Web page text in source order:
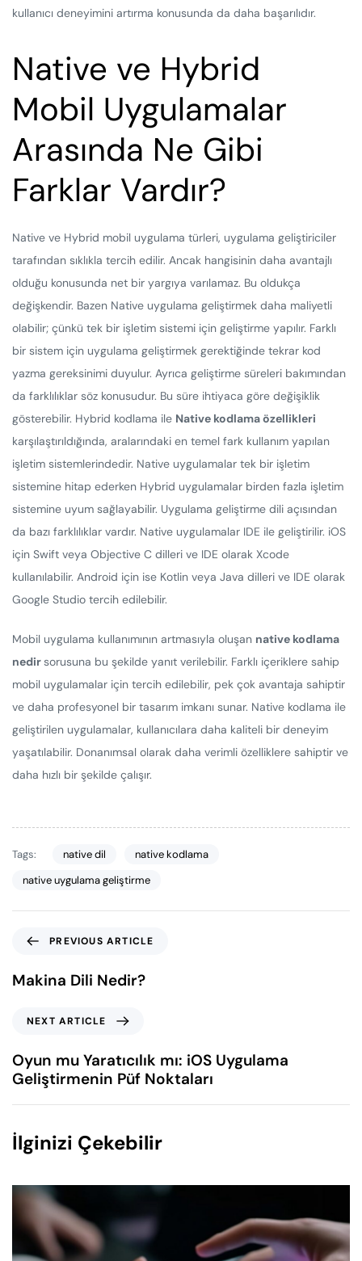
kullanıcı deneyimini artırma konusunda da daha başarılıdır.
Native ve Hybrid
Mobil Uygulamalar
Arasında Ne Gibi
Farklar Vardır?
Native ve Hybrid mobil uygulama türleri, uygulama geliştiriciler
tarafından sıklıkla tercih edilir. Ancak hangisinin daha avantajlı
olduğu konusunda net bir yargıya varılamaz. Bu oldukça
değişkendir. Bazen Native uygulama geliştirmek daha maliyetli
olabilir; çünkü tek bir işletim sistemi için geliştirme yapılır. Farklı
bir sistem için uygulama geliştirmek gerektiğinde tekrar kod
yazma gereksinimi duyulur. Ayrıca geliştirme süreleri bakımından
da farklılıklar söz konusudur. Bu süre ihtiyaca göre değişiklik
gösterebilir. Hybrid kodlama ile Native kodlama özellikleri
karşılaştırıldığında, aralarındaki en temel fark kullanım yapılan
işletim sistemlerindedir. Native uygulamalar tek bir işletim
sistemine hitap ederken Hybrid uygulamalar birden fazla işletim
sistemine uyum sağlayabilir. Uygulama geliştirme dili açısından
da bazı farklılıklar vardır. Native uygulamalar IDE ile geliştirilir. iOS
için Swift veya Objective C dilleri ve IDE olarak Xcode
kullanılabilir. Android için ise Kotlin veya Java dilleri ve IDE olarak
Google Studio tercih edilebilir.
Mobil uygulama kullanımının artmasıyla oluşan native kodlama
nedirsorusuna bu şekilde yanıt verilebilir. Farklı içeriklere sahip
mobil uygulamalar için tercih edilebilir, pek çok avantaja sahiptir
ve daha profesyonel bir tasarım imkanı sunar. Native kodlama ile
geliştirilen uygulamalar, kullanıcılara daha kaliteli bir deneyim
yaşatılabilir. Donanımsal olarak daha verimli özelliklere sahiptir ve
daha hızlı bir şekilde çalışır.
Tags: native dil
native kodlama
native uygulama geliştirme
PREVIOUS ARTICLE
Makina Dili Nedir?
NEXT ARTICLE
Oyun mu Yaratıcılık mı: iOS Uygulama
Geliştirmenin Püf Noktaları
İlginizi Çekebilir